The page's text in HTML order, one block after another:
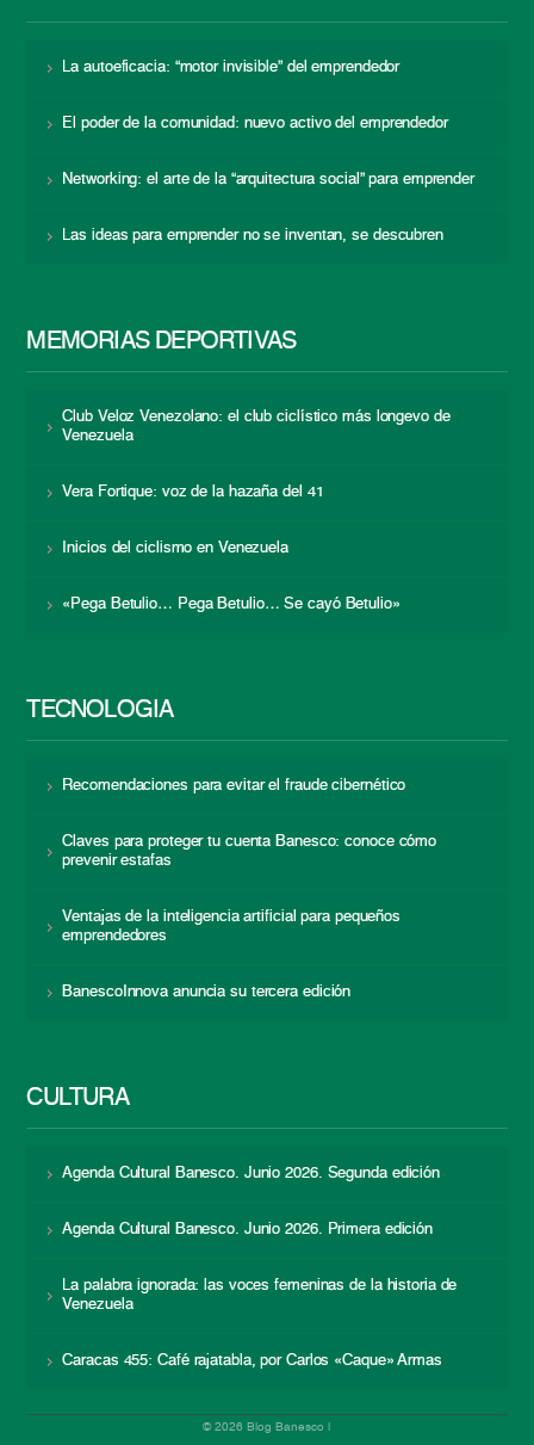
La autoeficacia: “motor invisible” del emprendedor
El poder de la comunidad: nuevo activo del emprendedor
Networking: el arte de la “arquitectura social” para emprender
Las ideas para emprender no se inventan, se descubren
MEMORIAS DEPORTIVAS
Club Veloz Venezolano: el club ciclístico más longevo de
Venezuela
Vera Fortique: voz de la hazaña del 41
Inicios del ciclismo en Venezuela
«Pega Betulio… Pega Betulio… Se cayó Betulio»
TECNOLOGÍA
Recomendaciones para evitar el fraude cibernético
Claves para proteger tu cuenta Banesco: conoce cómo
prevenir estafas
Ventajas de la inteligencia artificial para pequeños
emprendedores
BanescoInnova anuncia su tercera edición
CULTURA
Agenda Cultural Banesco. Junio 2026. Segunda edición
Agenda Cultural Banesco. Junio 2026. Primera edición
La palabra ignorada: las voces femeninas de la historia de
Venezuela
Caracas 455: Café rajatabla, por Carlos «Caque» Armas
© 2026 Blog Banesco |